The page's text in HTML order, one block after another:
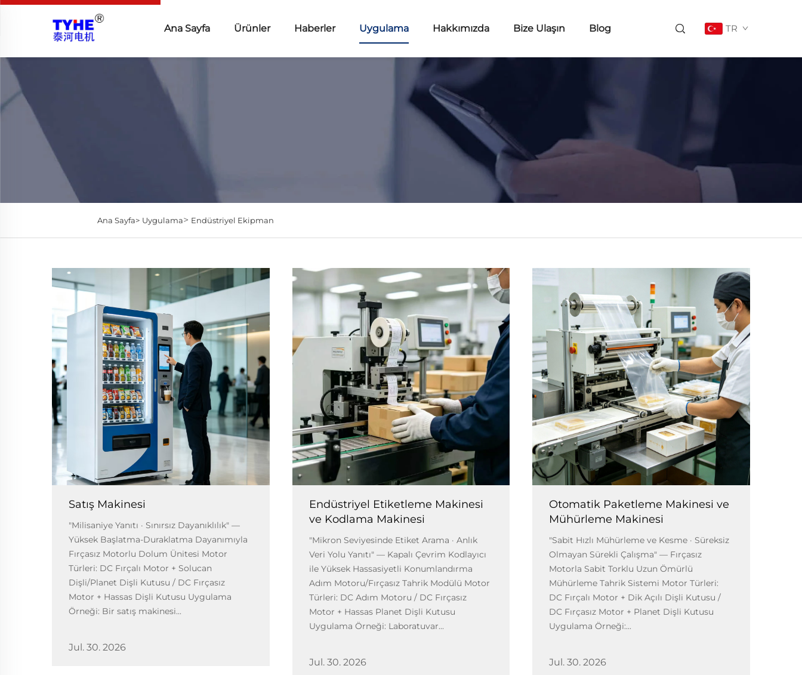
Ana Sayfa Ürünler Haberler Uygulama Hakkımızda Bize Ulaşın Blog TR
Ana Sayfa> Uygulama> Endüstriyel Ekipman
Satış Makinesi
"Milisaniye Yanıtı · Sınırsız Dayanıklılık" —
Yüksek Başlatma-Duraklatma Dayanımıyla
Fırçasız Motorlu Dolum Ünitesi Motor
Türleri: DC Fırçalı Motor + Solucan
Dişli/Planet Dişli Kutusu / DC Fırçasız
Motor + Hassas Dişli Kutusu Uygulama
Örneği: Bir satış makinesi...
Jul. 30. 2026
Endüstriyel Etiketleme Makinesi
ve Kodlama Makinesi
"Mikron Seviyesinde Etiket Arama · Anlık
Veri Yolu Yanıtı" — Kapalı Çevrim Kodlayıcı
ile Yüksek Hassasiyetli Konumlandırma
Adım Motoru/Fırçasız Tahrik Modülü Motor
Türleri: DC Adım Motoru / DC Fırçasız
Motor + Hassas Planet Dişli Kutusu
Uygulama Örneği: Laboratuvar...
Jul. 30. 2026
Otomatik Paketleme Makinesi ve
Mühürleme Makinesi
"Sabit Hızlı Mühürleme ve Kesme · Süreksiz
Olmayan Sürekli Çalışma" — Fırçasız
Motorla Sabit Torklu Uzun Ömürlü
Mühürleme Tahrik Sistemi Motor Türleri:
DC Fırçalı Motor + Dik Açılı Dişli Kutusu /
DC Fırçasız Motor + Planet Dişli Kutusu
Uygulama Örneği:...
Jul. 30. 2026